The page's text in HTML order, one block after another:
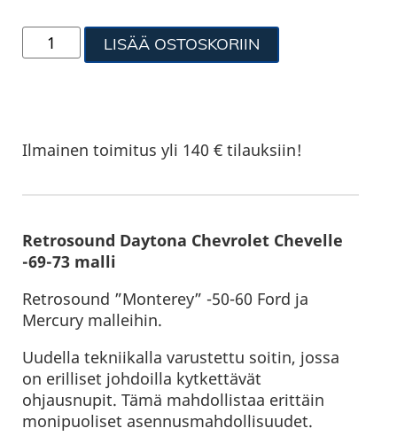
LISÄÄ OSTOSKORIIN
Ilmainen toimitus yli 140 € tilauksiin!
Retrosound Daytona Chevrolet Chevelle
-69-73 malli
Retrosound ”Monterey” -50-60 Ford ja
Mercury malleihin.
Uudella tekniikalla varustettu soitin, jossa
on erilliset johdoilla kytkettävät
ohjausnupit. Tämä mahdollistaa erittäin
monipuoliset asennusmahdollisuudet.